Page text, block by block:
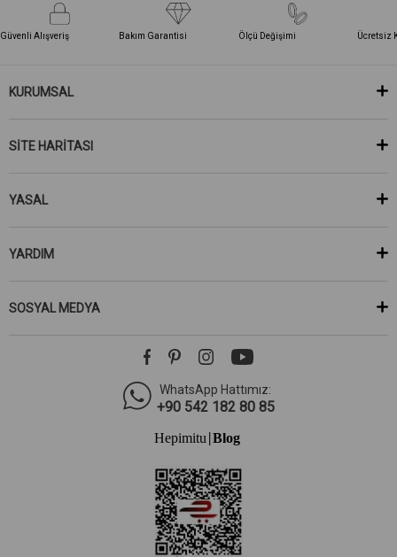
Güvenli Alışveriş Bakım Garantisi Ölçü Değişimi Ücretsiz
KURUMSAL
SİTE HARİTASI
YASAL
YARDIM
SOSYAL MEDYA
WhatsApp Hattımız:
+90 542 182 80 85
Hepimitu| Blog